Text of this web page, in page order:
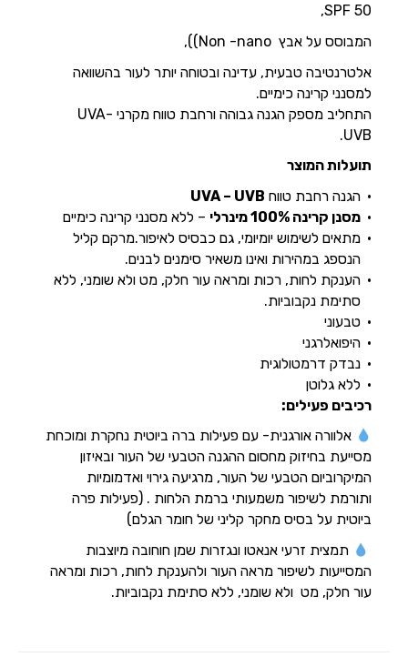
SPF 50,
המבוסס על אבץ Non -nano)),
אלטרנטיבה טבעית, עדינה ובטוחה יותר לעור בהשוואה
למסנני קרינה כימיים.
התחליב מספק הגנה גבוהה ורחבת טווח מקרני UVA-
UVB.
תועלות המוצר
הגנה רחבת טווח UVA – UVB
מסנן קרינה 100% מינרלי
– ללא מסנני קרינה כימיים
מתאים לשימוש יומיומי, גם כבסיס לאיפור.מרקם קליל
הנספג במהירות ואינו משאיר סימנים לבנים.
הענקת לחות, רכות ומראה עור חלק, מט ולא שומני, ללא
סתימת נקבוביות.
טבעוני
היפואלרגני
נבדק דרמטולוגית
ללא גלוטן
רכיבים פעילים:
אלוורה אורגנית- עם פעילות ברה ביוטית נחקרת ומוכחת
מסייעת בחיזוק מחסום ההגנה הטבעי של העור ובאיזון
המיקרוביום הטבעי של העור, מרגיעה גירוי ואדמומיות
ותורמת לשיפור משמעותי ברמת הלחות . (פעילות פרה
ביוטית על בסיס מחקר קליני של חומר הגלם)
תמצית זרעי אנאטו ונגזרות שמן חוחובה מיוצבות
המסייעות לשיפור מראה העור ולהענקת לחות, רכות ומראה
עור חלק, מט ולא שומני, ללא סתימת נקבוביות.